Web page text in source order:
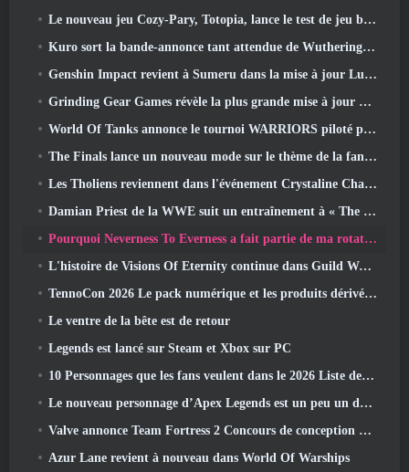
Le nouveau jeu Cozy-Pary, Totopia, lance le test de jeu bêta fermé
Kuro sort la bande-annonce tant attendue de Wuthering Waves Cyberpunk: Crossover Edgerunners
Genshin Impact revient à Sumeru dans la mise à jour Luna VII
Grinding Gear Games révèle la plus grande mise à jour de Path Of Exile II à ce jour, Le retour des anciens
World Of Tanks annonce le tournoi WARRIORS piloté par la communauté
The Finals lance un nouveau mode sur le thème de la fantasy médiévale « Dragon's Claim »
Les Tholiens reviennent dans l'événement Crystaline Chaos de Star Trek Online
Damian Priest de la WWE suit un entraînement à « The Loot Camp » dans la bande-annonce Live Action Burst Fest de Delta Force
Pourquoi Neverness To Everness a fait partie de ma rotation, Pour l'instant
L'histoire de Visions Of Eternity continue dans Guild Wars 2 La semaine prochaine
TennoCon 2026 Le pack numérique et les produits dérivés sont désormais disponibles à l'achat
Le ventre de la bête est de retour
Legends est lancé sur Steam et Xbox sur PC
10 Personnages que les fans veulent dans le 2026 Liste des rivaux Marvel les plus nombreux et quelle est la probabilité qu'ils se produisent
Le nouveau personnage d’Apex Legends est un peu un démon de la vitesse
Valve annonce Team Fortress 2 Concours de conception du trophée ÜBERFEST
Azur Lane revient à nouveau dans World Of Warships